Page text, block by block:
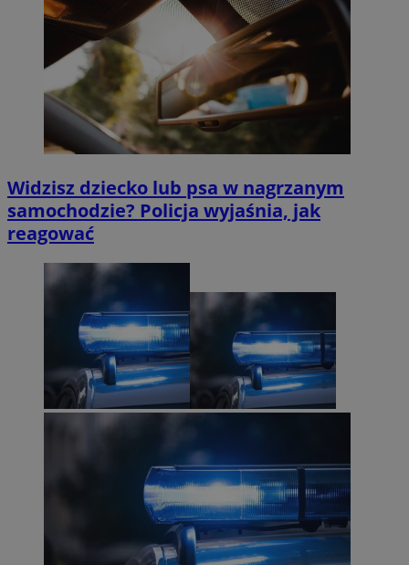
Widzisz dziecko lub psa w nagrzanym
samochodzie? Policja wyjaśnia, jak
reagować